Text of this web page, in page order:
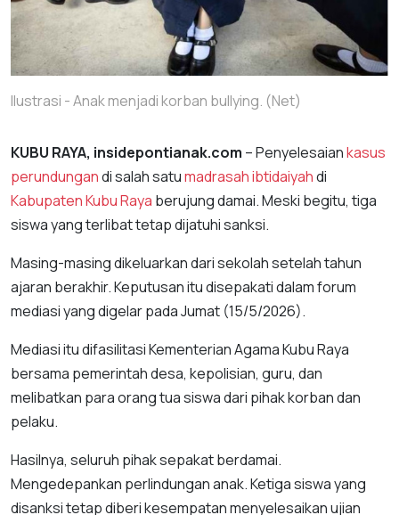
Ilustrasi - Anak menjadi korban bullying. (Net)
KUBU RAYA, insidepontianak.com – Penyelesaiankasus
perundungandi salah satumadrasah ibtidaiyahdi
Kabupaten Kubu Raya berujung damai. Meski begitu, tiga
siswa yang terlibat tetap dijatuhi sanksi.
Masing-masing dikeluarkan dari sekolah setelah tahun
ajaran berakhir. Keputusan itu disepakati dalam forum
mediasi yang digelar pada Jumat (15/5/2026).
Mediasi itu difasilitasi Kementerian Agama Kubu Raya
bersama pemerintah desa, kepolisian, guru, dan
melibatkan para orang tua siswa dari pihak korban dan
pelaku.
Hasilnya, seluruh pihak sepakat berdamai.
Mengedepankan perlindungan anak. Ketiga siswa yang
disanksi tetap diberi kesempatan menyelesaikan ujian